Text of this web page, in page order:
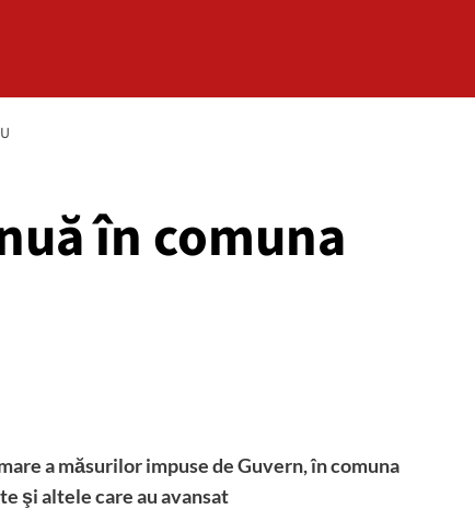
în comuna
a măsurilor impuse de Guvern, în comuna
şi altele care au avansat